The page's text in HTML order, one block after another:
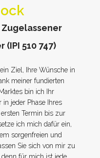
510 747)
Ziel, Ihre Wünsche in
meiner fundierten
bin ich Ihr
jeder Phase Ihres
Termin bis zur
ich mich dafür ein,
sorgenfreien und
Sie sich von mir zu
für mich ist jede